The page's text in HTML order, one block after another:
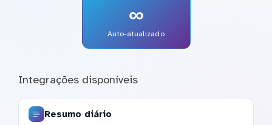
∞
Auto-atualizado
Integrações disponíveis
Resumo diário